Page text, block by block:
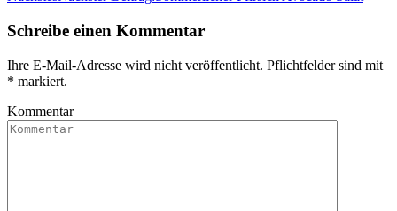
Schreibe einen Kommentar
Ihre E-Mail-Adresse wird nicht veröffentlicht. Pflichtfelder sind mit
* markiert.
Kommentar